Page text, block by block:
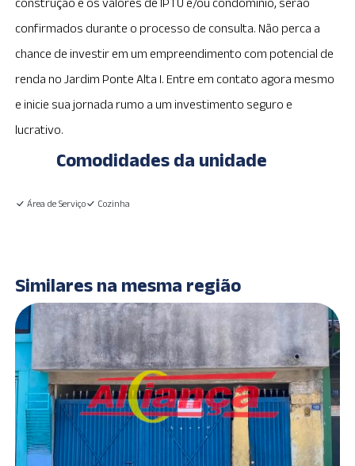
construção e os valores de IPTU e/ou condomínio, serão
confirmados durante o processo de consulta. Não perca a
chance de investir em um empreendimento com potencial de
renda no Jardim Ponte Alta I. Entre em contato agora mesmo
e inicie sua jornada rumo a um investimento seguro e
lucrativo.
Comodidades da unidade
Área de Serviço Cozinha
Similares na mesma região